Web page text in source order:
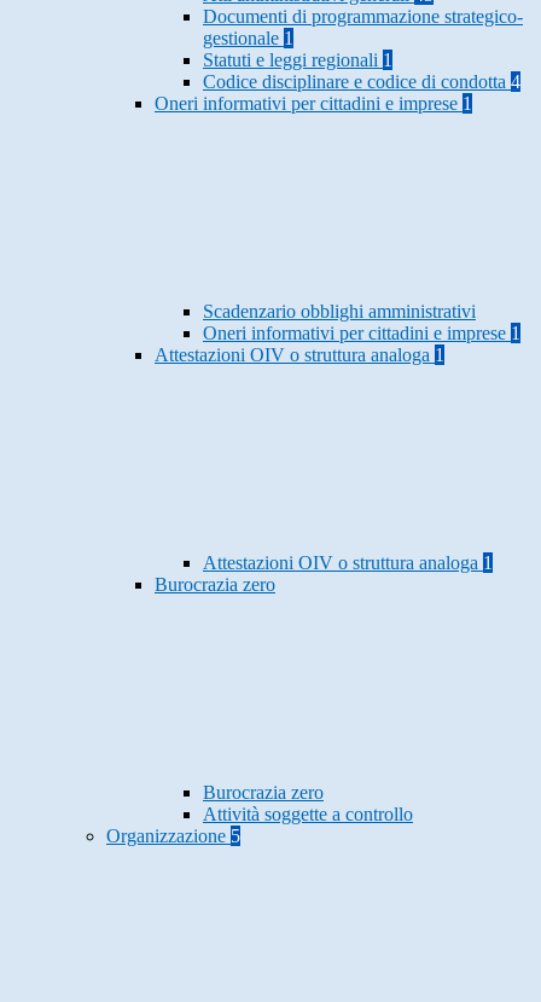
Documenti di programmazione strategico-
gestionale 1
Statuti e leggi regionali 1
Codice disciplinare e codice di condotta 4
Oneri informativi per cittadini e imprese 1
Scadenzario obblighi amministrativi
Oneri informativi per cittadini e imprese 1
Attestazioni OIV o struttura analoga 1
Attestazioni OIV o struttura analoga 1
Burocrazia zero
Burocrazia zero
Attività soggette a controllo
Organizzazione 5